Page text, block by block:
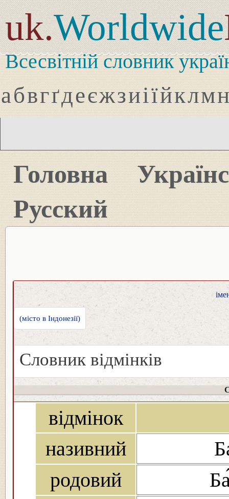
uk.Worldwide
Всесвітній словник
абвгґдеєжзиіїйклмн
Головна
Русский
(місто в Індонезії)
Словник відмінків
відмінок
називний
родовий